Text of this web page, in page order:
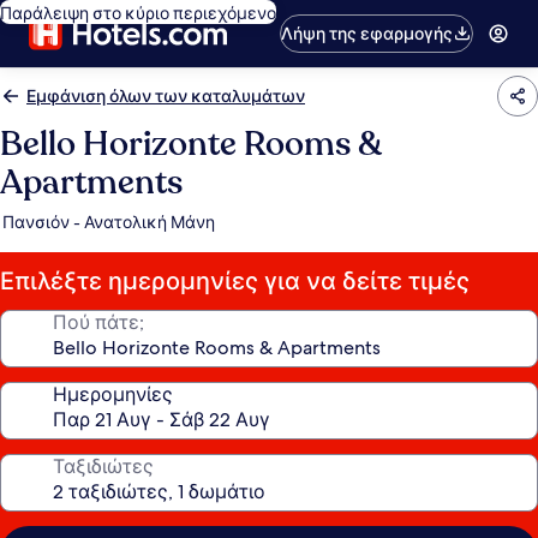
Παράλειψη στο κύριο περιεχόμενο
Λήψη της εφαρμογής
Εμφάνιση όλων των καταλυμάτων
Bello Horizonte Rooms &
Apartments
Πανσιόν - Ανατολική Μάνη
Επιλέξτε ημερομηνίες για να δείτε τιμές
Πού πάτε;
Ημερομηνίες
Ταξιδιώτες